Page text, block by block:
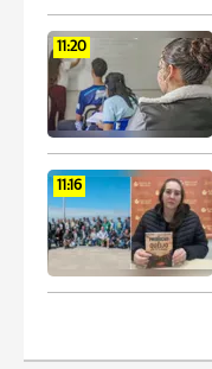
11:20
11:16